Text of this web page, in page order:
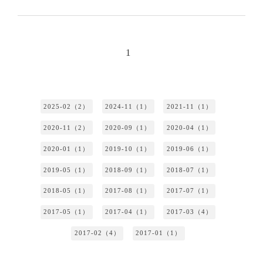
1
2025-02（2） 2024-11（1） 2021-11（1）
2020-11（2） 2020-09（1） 2020-04（1）
2020-01（1） 2019-10（1） 2019-06（1）
2019-05（1） 2018-09（1） 2018-07（1）
2018-05（1） 2017-08（1） 2017-07（1）
2017-05（1） 2017-04（1） 2017-03（4）
2017-02（4） 2017-01（1）